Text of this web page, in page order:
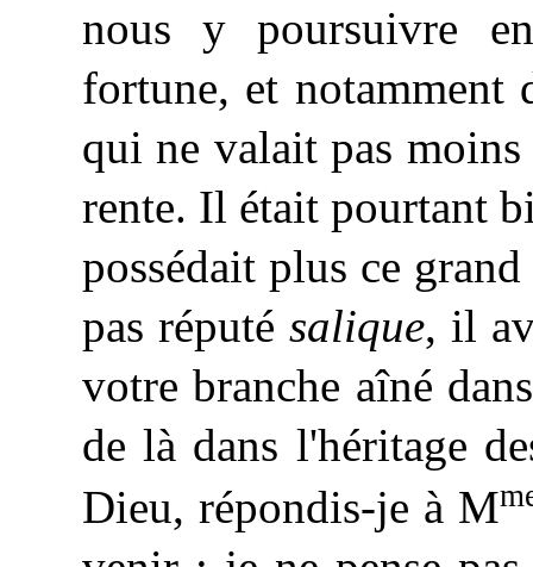
nous y poursuivre
fortune, et notamment
qui ne valait pas
rente. Il était pourtant
possédait plus ce
pas réputé salique, il
votre branche aîné
de là dans l'héritage
Dieu, répondis-je à M